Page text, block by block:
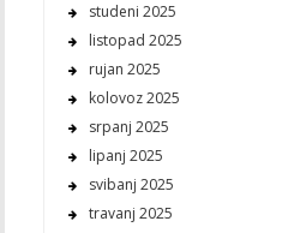
studeni 2025
listopad 2025
rujan 2025
kolovoz 2025
srpanj 2025
lipanj 2025
svibanj 2025
travanj 2025